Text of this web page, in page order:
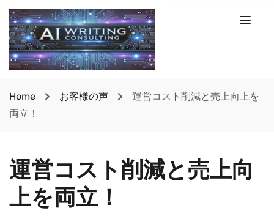
Home お客様の声
運営コスト削減と売上向上を
両立！
運営コスト削減と売上向
上を両立！